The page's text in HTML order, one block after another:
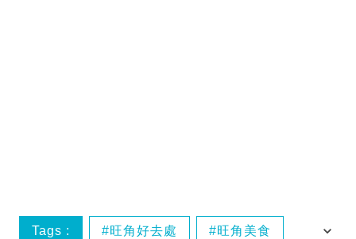
Tags : 旺角好去處 旺角美食